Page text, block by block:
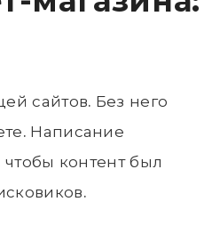
сайтов. Без него
Написание
контент был